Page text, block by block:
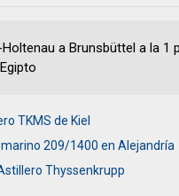
a Brunsbüttel a la 1
TKMS de Kiel
209/1400 en Alejandría
Thyssenkrupp